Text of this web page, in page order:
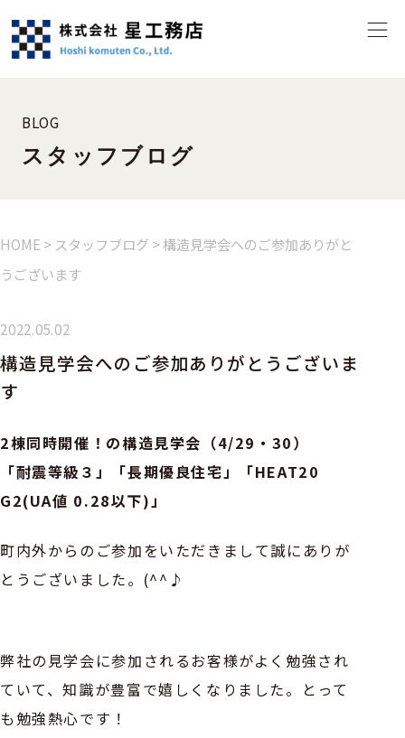
BLOG
スタッフブログ
HOME > スタッフブログ >構造見学会へのご参加ありがと
うございます
2022.05.02
構造見学会へのご参加ありがとうございま
す
2棟同時開催！の構造見学会（4/29・30）
「耐震等級３」「長期優良住宅」「HEAT20
G2(UA値 0.28以下)」
町内外からのご参加をいただきまして誠にありが
とうございました。(^^♪
弊社の見学会に参加されるお客様がよく勉強され
ていて、知識が豊富で嬉しくなりました。とって
も勉強熱心です！